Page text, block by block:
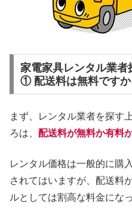
家電家具レンタル業者
① 配送料は無料ですか
まず、レンタル業者を探す
ろは、 配送料が無料か有料
レンタル価格は一般的に購
されてはいますが、配送料
ルとしては割高な料金にな